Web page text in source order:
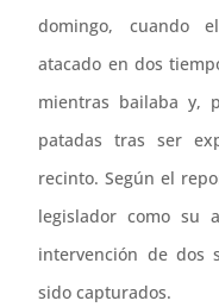
domingo, cuando
atacado en dos
mientras bailaba y,
patadas tras ser
recinto. Según el
legislador como su
intervención de dos
sido capturados.